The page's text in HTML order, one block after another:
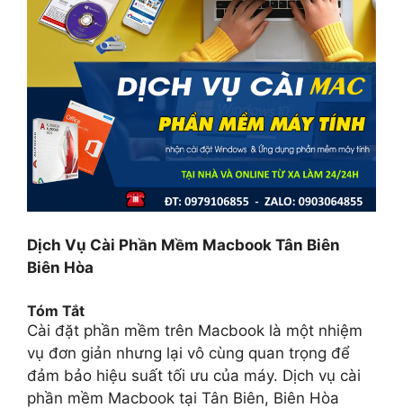
Dịch Vụ Cài Phần Mềm Macbook Tân Biên
Biên Hòa
Tóm Tắt
Cài đặt phần mềm trên Macbook là một nhiệm
vụ đơn giản nhưng lại vô cùng quan trọng để
đảm bảo hiệu suất tối ưu của máy. Dịch vụ cài
phần mềm Macbook tại Tân Biên, Biên Hòa